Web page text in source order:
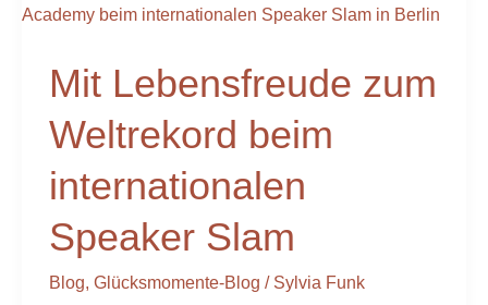
Mit Lebensfreude zum
Weltrekord beim
internationalen
Speaker Slam
Blog, Glücksmomente-Blog / Sylvia Funk
Lebensfreude
Weltrekord
internationalen
Speaker